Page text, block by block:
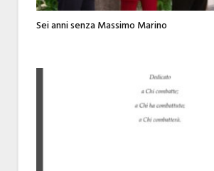
Sei anni senza Massimo Marino